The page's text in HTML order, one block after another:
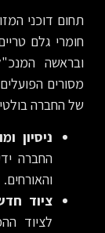
תחום דוכני
חומרי גלם
ובראשה
מסורים
של החברה
ניסיון
החברה
והאורחים.
ציוד
לציוד